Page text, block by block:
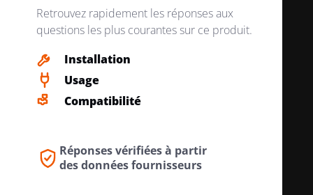
Retrouvez rapidement les réponses aux
questions les plus courantes sur ce produit.
Installation
Usage
Compatibilité
Réponses vérifiées à partir
des données fournisseurs